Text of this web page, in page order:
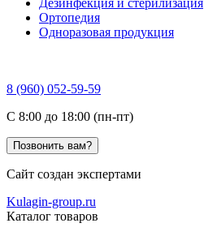
Дезинфекция и стерилизация
Ортопедия
Одноразовая продукция
8 (960) 052-59-59
C 8:00 до 18:00 (пн-пт)
Позвонить вам?
Сайт создан экспертами
Kulagin-group.ru
Каталог товаров